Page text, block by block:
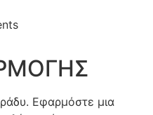
Εφαρμόστε μια